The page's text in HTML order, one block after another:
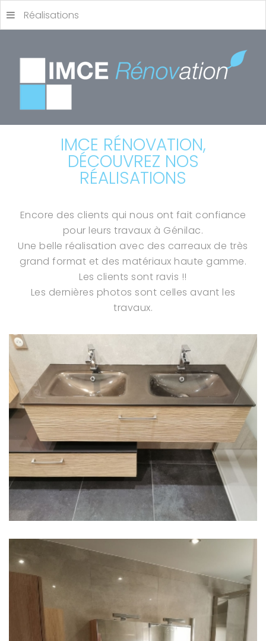
Réalisations
IMCE RÉNOVATION,
DÉCOUVREZ NOS
RÉALISATIONS
Encore des clients qui nous ont fait confiance
pour leurs travaux à Génilac.
Une belle réalisation avec des carreaux de très
grand format et des matériaux haute gamme.
Les clients sont ravis !!
Les dernières photos sont celles avant les
travaux.